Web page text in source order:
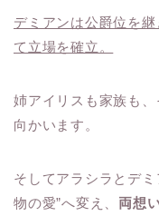
デミアンは公爵位を
て立場を確立。
姉アイリスも家族も
向かいます。
そしてアラシラとデ
物の愛”へ変え、 両想